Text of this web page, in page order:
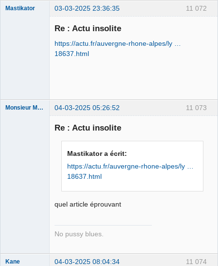
11 072
Mastikator 03-03-2025 23:36:35
Re : Actu insolite
https://actu.fr/auvergne-rhone-alpes/ly …
18637.html
11 073
Monsieur Maurice 04-03-2025 05:26:52
Re : Actu insolite
Mastikator a écrit:
https://actu.fr/auvergne-rhone-alpes/ly …
18637.html
quel article éprouvant
No pussy blues.
11 074
Kane 04-03-2025 08:04:34